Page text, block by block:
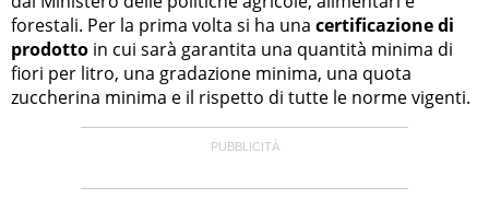
forestali. Per la prima volta si ha una certificazione di
prodotto in cui sarà garantita una quantità minima di
fiori per litro, una gradazione minima, una quota
zuccherina minima e il rispetto di tutte le norme vigenti.